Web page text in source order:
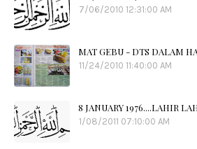
7/06/2010 12:31:00 AM
MAT GEBU - DTS DALAM
11/24/2010 11:40:00 AM
8 JANUARY 1976....LAHIR
1/08/2011 07:10:00 AM